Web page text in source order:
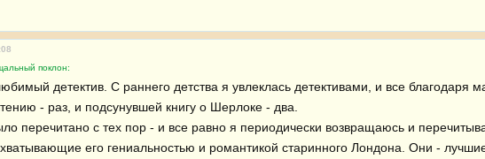
поклон:
детектив. С раннего детства я увлеклась детективами, и все благодаря
- раз, и подсунувшей книгу о Шерлоке - два.
перечитано с тех пор - и все равно я периодически возвращаюсь и
его гениальностью и романтикой старинного Лондона. Они -